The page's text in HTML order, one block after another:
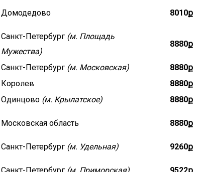
Домодедово 8010ք
Санкт-Петербург (м. Площадь
Мужества)
8880ք
Санкт-Петербург (м. Московская)
8880ք
Королев
8880ք
Одинцово (м. Крылатское) 8880ք
Московская область 8880ք
Санкт-Петербург (м. Удельная)
9260ք